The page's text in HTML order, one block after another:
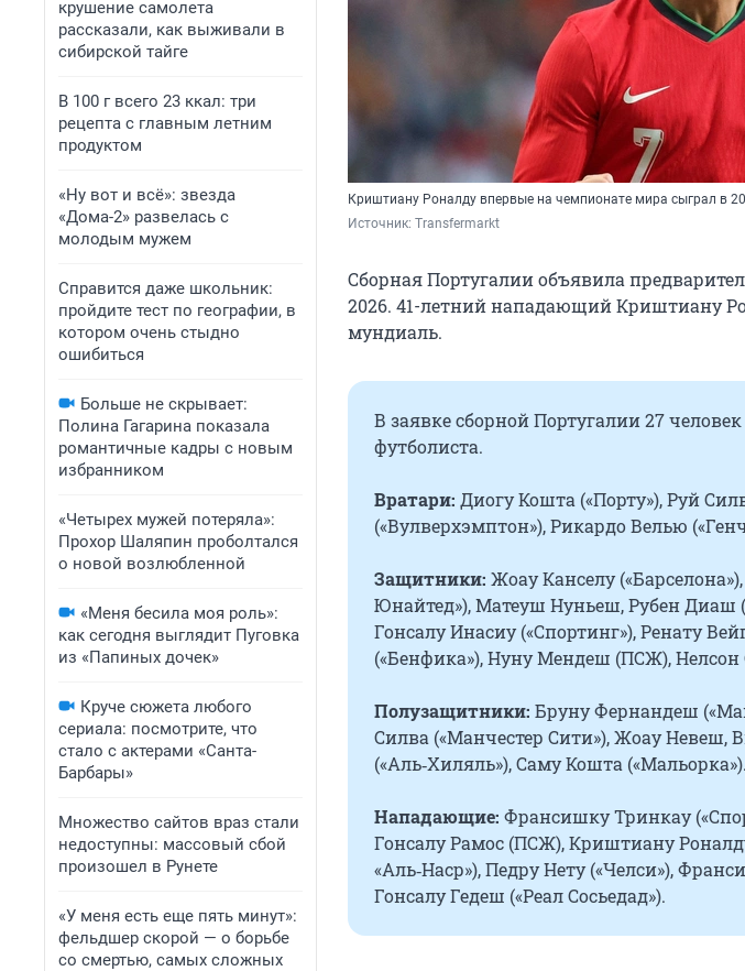
крушение самолета
рассказали, как выживали в
сибирской тайге
В 100 г всего 23 ккал: три
рецепта с главным летним
продуктом
«Ну вот и всё»: звезда
«Дома-2» развелась с
молодым мужем
Справится даже школьник:
пройдите тест по географии, в
котором очень стыдно
ошибиться
Больше не скрывает:
Полина Гагарина показала
романтичные кадры с новым
избранником
«Четырех мужей потеряла»:
Прохор Шаляпин проболтался
о новой возлюбленной
«Меня бесила моя роль»:
как сегодня выглядит Пуговка
из «Папиных дочек»
Круче сюжета любого
сериала: посмотрите, что
стало с актерами «Санта-
Барбары»
Множество сайтов враз стали
недоступны: массовый сбой
произошел в Рунете
«У меня есть еще пять минут»:
фельдшер скорой — о борьбе
со смертью, самых сложных
Криштиану Роналду впервые на чемпионате мира сыграл в
Источник: Transfermarkt
Сборная Португалии объявила
2026. 41-летний нападающий Криштиану
мундиаль.
В заявке сборной Португалии 27
футболиста.
Вратари: Диогу Кошта («Порту»), Руй
(«Вулверхэмптон»), Рикардо Велью
Защитники: Жоау Канселу
Юнайтед»), Матеуш Нуньеш, Рубен Диаш
Гонсалу Инасиу («Спортинг»), Ренату
(«Бенфика»), Нуну Мендеш (ПСЖ), Нелсон
Полузащитники: Бруну Фернандеш
Силва («Манчестер Сити»), Жоау Невеш,
(«Аль‑Хиляль»), Саму Кошта («Мальорка»).
Нападающие: Франсишку Тринкау
Гонсалу Рамос (ПСЖ), Криштиану
«Аль‑Наср»), Педру Нету («Челси»),
Гонсалу Гедеш («Реал Сосьедад»).